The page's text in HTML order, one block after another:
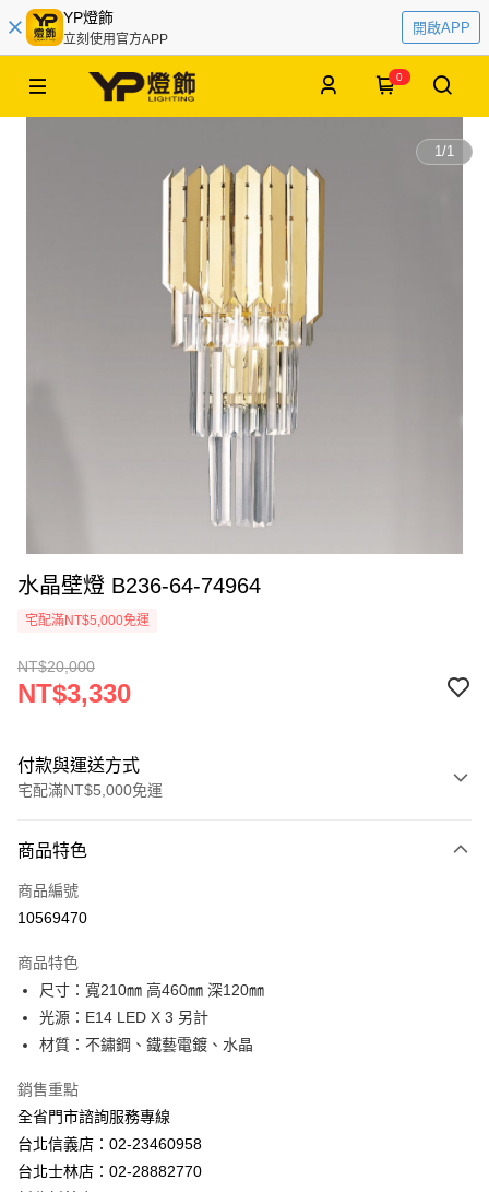
YP燈飾
立刻使用官方APP
開啟APP
0
1/1
水晶壁燈 B236-64-74964
宅配滿NT$5,000免運
NT$20,000
NT$3,330
付款與運送方式
宅配滿NT$5,000免運
信用卡一次付款
LINE Pay
街口支付
悠遊付
全盈+PAY
AFTEE先享後付
相關說明
商品特色
商品編號
10569470
商品特色
尺寸：寬210㎜ 高460㎜ 深120㎜
光源：E14 LED X 3 另計
材質：不鏽鋼、鐵藝電鍍、水晶
銷售重點
全省門市諮詢服務專線
台北信義店：02-23460958
台北士林店：02-28882770